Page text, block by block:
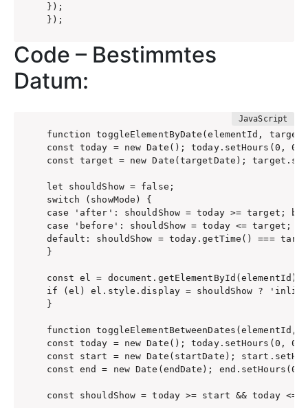
});
});
Code – Bestimmtes
Datum:
function toggleElementByDate(elementId,
const today = new Date(); today.setHours(0,
const target = new Date(targetDate);
let shouldShow = false;
switch (showMode) {
case 'after': shouldShow = today >= target;
case 'before': shouldShow = today <= target;
default: shouldShow = today.getTime() ===
}
const el = document.getElementById(elementId);
if (el) el.style.display = shouldShow ?
}
function
const today = new Date(); today.setHours(0,
const start = new Date(startDate);
const end = new Date(endDate);
const shouldShow = today >= start && today <=